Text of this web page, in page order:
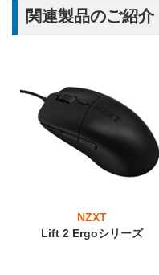
関連製品のご紹介
NZXT
Lift 2 Ergoシリーズ